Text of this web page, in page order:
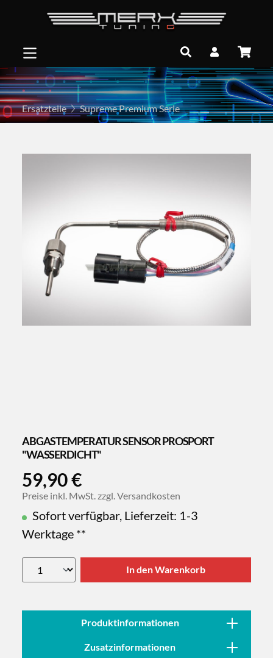
Ersatzteile Supreme Premium Serie
ABGASTEMPERATUR SENSOR PROSPORT
"WASSERDICHT"
59,90 €
Preise inkl. MwSt. zzgl. Versandkosten
Sofort verfügbar, Lieferzeit: 1-3
Werktage **
In den Warenkorb
Produktinformationen
Zusatzinformationen